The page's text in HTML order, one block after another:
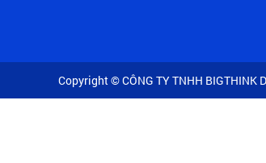
Copyright © CÔNG TY TNHH BIGTHINK